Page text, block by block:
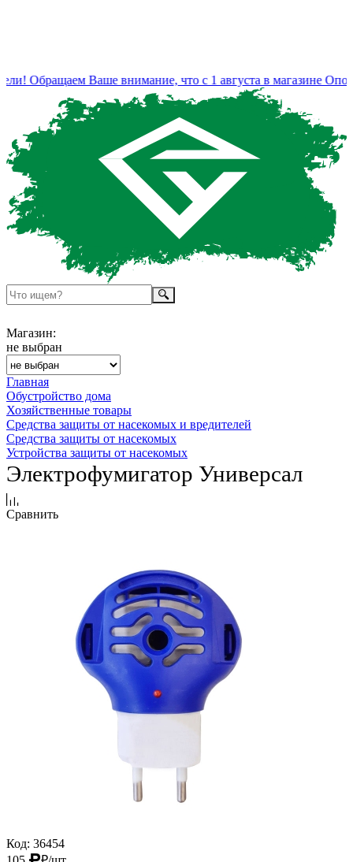
Обращаем Ваше внимание, что с 1 августа в магазине
Магазин:
не выбран
Главная
Обустройство дома
Хозяйственные товары
Средства защиты от насекомых и вредителей
Средства защиты от насекомых
Устройства защиты от насекомых
Электрофумигатор Универсал
Сравнить
Код: 36454